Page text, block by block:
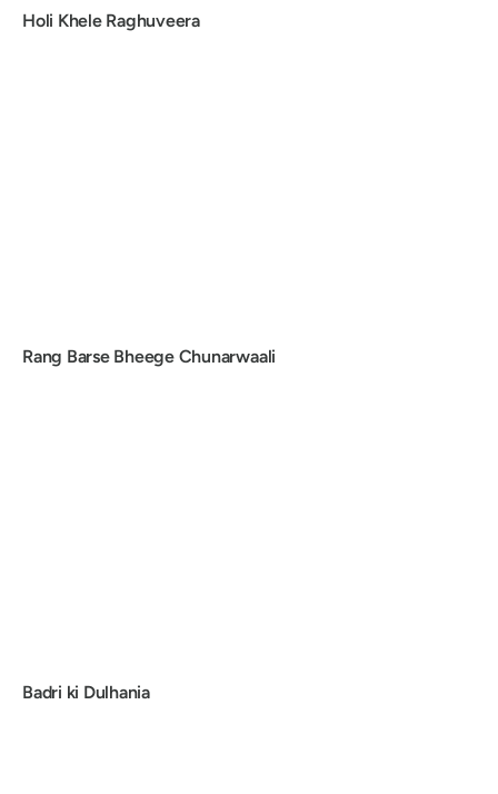
Holi Khele Raghuveera
Rang Barse Bheege Chunarwaali
Badri ki Dulhania